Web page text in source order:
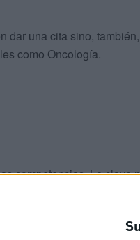
dar una cita sino,
como Oncología.
competencias. La clave
sencillamente, en
recursos para